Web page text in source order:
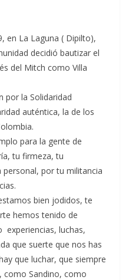
en La Laguna ( Dipilto),
decidió bautizar el
del Mitch como Villa
por la Solidaridad
auténtica, la de los
para la gente de
tu firmeza, tu
por tu militancia
bien jodidos, te
hemos tenido de
luchas,
que suerte que nos has
que luchar, que siempre
como Sandino, como